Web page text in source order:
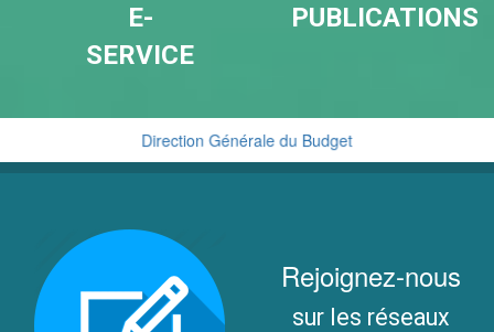
E-
SERVICE
PUBLICATIONS
Direction Générale du Budget
Cellule de Traitement du Renseignement Financier
Rejoignez-nous
sur les réseaux